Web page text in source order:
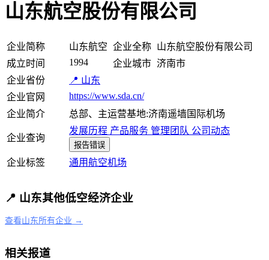
山东航空股份有限公司
企业简称 山东航空 企业全称 山东航空股份有限公司
成立时间
1994 企业城市 济南市
企业省份
📍 山东
企业官网
https://www.sda.cn/
企业简介
总部、主运营基地:济南遥墙国际机场
企业查询
发展历程 产品服务 管理团队 公司动态
报告错误
企业标签 通用航空机场
📍 山东其他低空经济企业
查看山东所有企业 →
相关报道